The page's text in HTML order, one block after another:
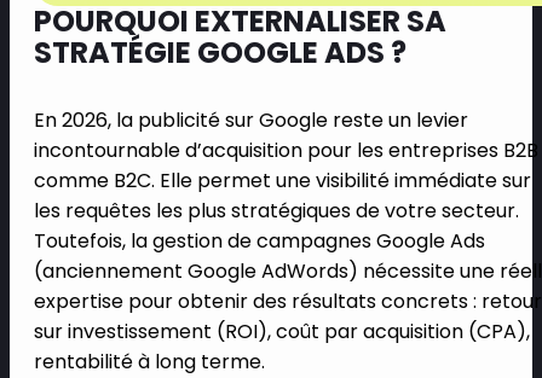
POURQUOI EXTERNALISER SA
STRATÉGIE GOOGLE ADS ?
En 2026, la publicité sur Google reste un levier
incontournable d’acquisition pour les entreprises B2B
comme B2C. Elle permet une visibilité immédiate sur
les requêtes les plus stratégiques de votre secteur.
Toutefois, la gestion de campagnes Google Ads
(anciennement Google AdWords) nécessite une
expertise pour obtenir des résultats concrets : retour
sur investissement (ROI), coût par acquisition (CPA),
rentabilité à long terme.